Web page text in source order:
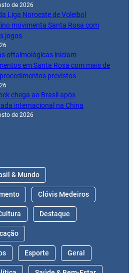
de 2026
Liga Noroeste de Voleibol
movimenta Santa Rosa com
jogos
oftalmológicas iniciam
em Santa Rosa com mais de
previstos
chega ao Brasil após
internacional na China
de 2026
& Mundo
Clóvis Medeiros
Destaque
Esporte Geral